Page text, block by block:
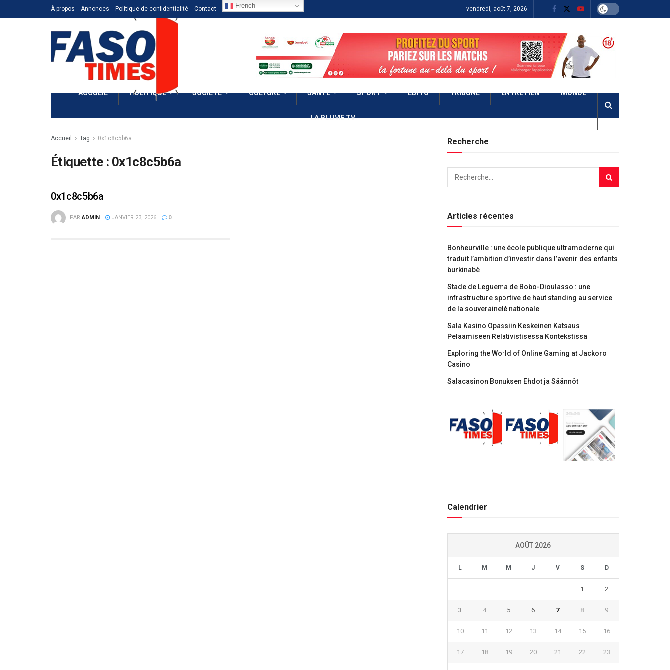
À propos Annonces Politique de confidentialité Contact French vendredi, août 7, 2026
ACCUEIL POLITIQUE SOCIÉTÉ CULTURE SANTÉ SPORT EDITO TRIBUNE ENTRETIEN MONDE
LA PLUME TV
Accueil Tag 0x1c8c5b6a
Étiquette : 0x1c8c5b6a
0x1c8c5b6a
PAR ADMIN JANVIER 23, 2026 0
Recherche
Articles récentes
Bonheurville : une école publique ultramoderne qui
traduit l’ambition d’investir dans l’avenir des enfants
burkinabè
Stade de Leguema de Bobo-Dioulasso : une
infrastructure sportive de haut standing au service
de la souveraineté nationale
Sala Kasino Opassiin Keskeinen Katsaus
Pelaamiseen Relativistisessa Kontekstissa
Exploring the World of Online Gaming at Jackoro
Casino
Salacasinon Bonuksen Ehdot ja Säännöt
Calendrier
AOÛT 2026
L M M J V S D
1 2
3 4 5 6 7 8 9
10 11 12 13 14 15 16
17 18 19 20 21 22 23